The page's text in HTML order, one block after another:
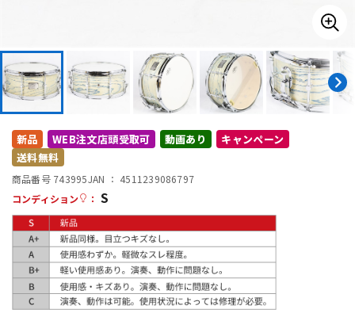
DTM オンライン納品 レコーディング機器
配信/ライブ機器 楽器アクセサリ
中古
新品 WEB注文店頭受取可 動画あり
キャンペーン
送料無料
商品番号 743995JAN ： 4511239086797
コンディション
： S